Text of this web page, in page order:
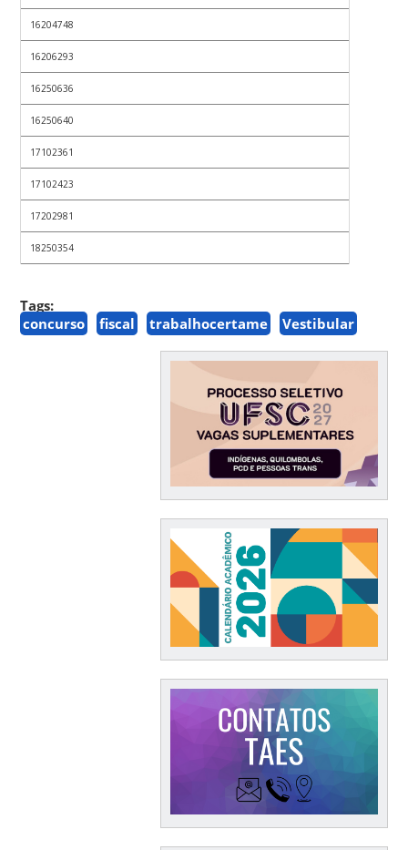
16204748
16206293
16250636
16250640
17102361
17102423
17202981
18250354
Tags:
concurso
fiscal trabalhocertame Vestibular